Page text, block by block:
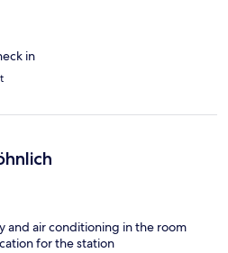
in
and air conditioning in the room
for the station